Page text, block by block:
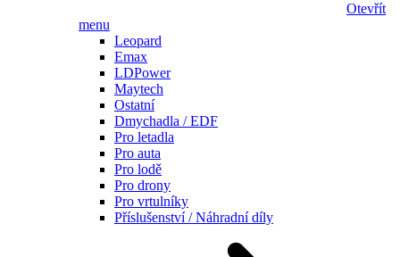
Otevřít
menu
Leopard
Emax
LDPower
Maytech
Ostatní
Dmychadla / EDF
Pro letadla
Pro auta
Pro lodě
Pro drony
Pro vrtulníky
Příslušenství / Náhradní díly